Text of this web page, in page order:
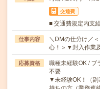
交通費
■ 交通費規定内支
仕事内容
＼DMの仕分け／
心！＞▼封入作業
応募資格
職種未経験OK / ブ
不要
▼未経験OK！（
持ちの方（業務連